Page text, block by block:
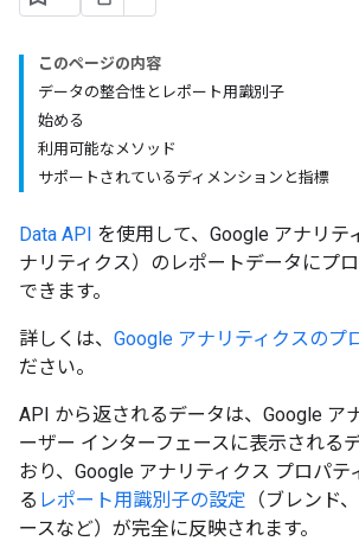
このページの内容
データの整合性とレポート用識別子
始める
利用可能なメソッド
サポートされているディメンションと指標
Data API を使用して、Google アナリテ
ナリティクス）のレポートデータにプ
できます。
詳しくは、 Google アナリティクスのプ
ださい。
API から返されるデータは、Google ア
ーザー インターフェースに表示される
おり、Google アナリティクス プロパテ
る レポート用識別子の設定 （ブレンド
ースなど）が完全に反映されます。